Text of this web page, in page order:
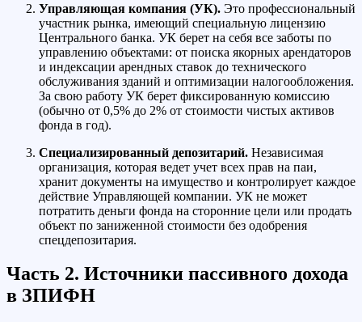
Управляющая компания (УК). Это профессиональный
участник рынка, имеющий специальную лицензию
Центрального банка. УК берет на себя все заботы по
управлению объектами: от поиска якорных арендаторов
и индексации арендных ставок до технического
обслуживания зданий и оптимизации налогообложения.
За свою работу УК берет фиксированную комиссию
(обычно от 0,5% до 2% от стоимости чистых активов
фонда в год).
Специализированный депозитарий. Независимая
организация, которая ведет учет всех прав на паи,
хранит документы на имущество и контролирует каждое
действие Управляющей компании. УК не может
потратить деньги фонда на сторонние цели или продать
объект по заниженной стоимости без одобрения
спецдепозитария.
Часть 2. Источники пассивного дохода
в ЗПИФН